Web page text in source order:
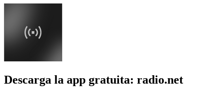
Descarga la app gratuita: radio.net